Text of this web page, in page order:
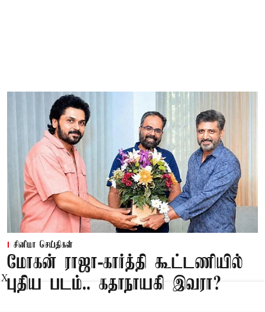
சினிமா செய்திகள்
மோகன் ராஜா-கார்த்தி கூட்டணியில்
புதிய படம்.. கதாநாயகி இவரா?
X